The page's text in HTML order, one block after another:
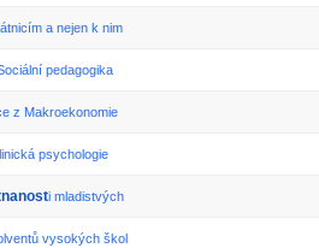
a nejen k nim
pedagogika
z Makroekonomie
psychologie
i mladistvých
vysokých škol